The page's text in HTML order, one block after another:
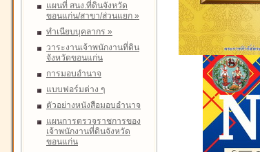
แผนที่ สนง.ที่ดินจังหวัด
ขอนแก่น/สาขา/ส่วนแยก »
ทำเนียบบุคลากร »
วาระงานเจ้าพนักงานที่ดิน
จังหวัดขอนแก่น
การมอบอำนาจ
แบบฟอร์มต่าง ๆ
ตัวอย่างหนังสือมอบอำนาจ
แผนการตรวจราชการของ
เจ้าพนักงานที่ดินจังหวัด
ขอนแก่น